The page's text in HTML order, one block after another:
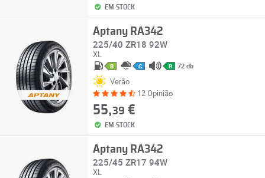
EM STOCK
Aptany RA342
225/40 ZR18 92W
XL
B C B 72 db
Verão
12 Opinião
55,39 €
EM STOCK
Aptany RA342
225/45 ZR17 94W
XL